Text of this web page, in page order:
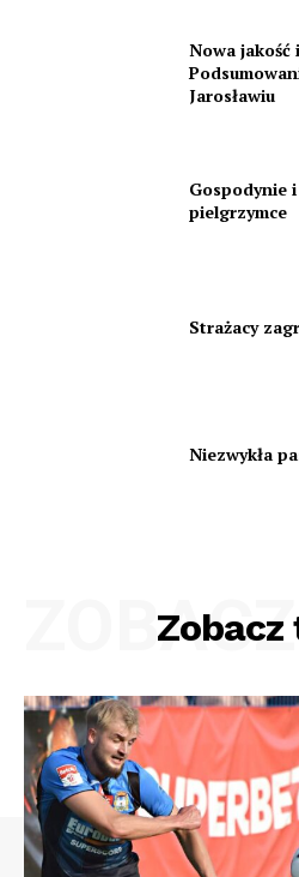
Nowa jakość
Jarosławiu
Gospodynie
pielgrzymce
Strażacy
Niezwykła
Zobacz